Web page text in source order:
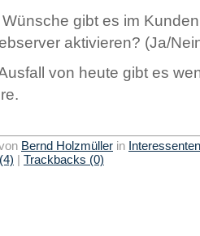
gibt es im
aktivieren? (Ja/
von heute gibt es
Bernd Holzmüller in
| Trackbacks (0)